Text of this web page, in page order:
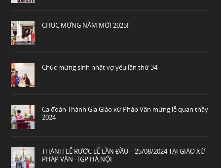
CHÚC MỪNG NĂM MỚI 2025!
Chúc mừng sinh nhật vợ yêu lần thứ 34
Ca đoàn Thánh Gia Giáo xứ Pháp Vân mừng lễ quan thầy
2024
THÁNH LỄ RƯỚC LỄ LẦN ĐẦU – 25/08/2024 TẠI GIÁO XỨ
PHÁP VÂN -TGP HÀ NỘI